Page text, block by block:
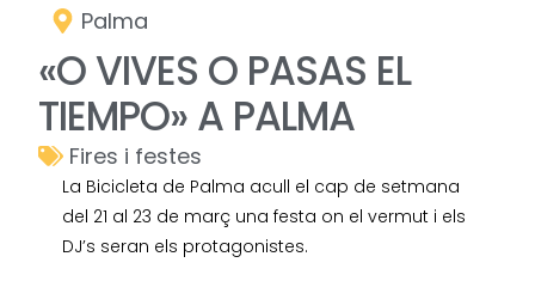
Palma
«O VIVES O PASAS EL
TIEMPO» A PALMA
Fires i festes
La Bicicleta de Palma acull el cap de setmana
del 21 al 23 de març una festa on el vermut i els
DJ’s seran els protagonistes.